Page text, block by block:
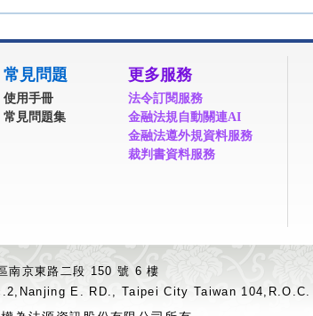
常見問題
使用手冊
常見問題集
更多服務
法令訂閱服務
金融法規自動關連AI
金融法遵外規資料服務
裁判書資料服務
南京東路二段 150 號 6 樓
E. RD., Taipei City Taiwan 104,R.O.C.